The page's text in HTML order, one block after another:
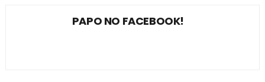
PAPO NO FACEBOOK!